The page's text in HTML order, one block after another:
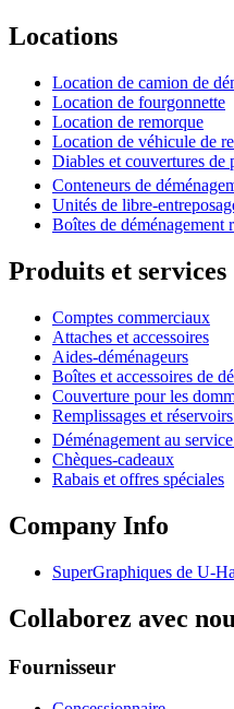
Locations
Location de camion de
Location de fourgonnette
Location de remorque
Location de véhicule de
Diables et couvertures de
Conteneurs de
Unités de libre-
Boîtes de déménagement
Produits et services
Comptes commerciaux
Attaches et accessoires
Aides-déménageurs
Boîtes et accessoires de
Couverture pour les
Remplissages et
Déménagement au
Chèques-cadeaux
Rabais et offres spéciales
Company Info
SuperGraphiques de U-
Collaborez avec
Fournisseur